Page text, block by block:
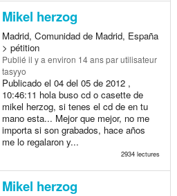
Mikel herzog
Madrid, Comunidad de Madrid, España
> pétition
Publié il y a environ 14 anspar utilisateur
tasyyo
Publicado el 04 del 05 de 2012 ,
10:46:11 hola buso cd o casette de
mikel herzog, si tenes el cd de en tu
mano esta... Mejor que mejor, no me
importa si son grabados, hace años
me lo regalaron y...
2934 lectures
Mikel herzog